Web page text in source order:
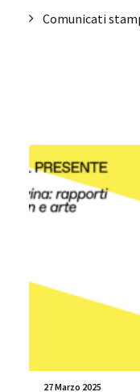
Comunicati
27 Marzo 2025